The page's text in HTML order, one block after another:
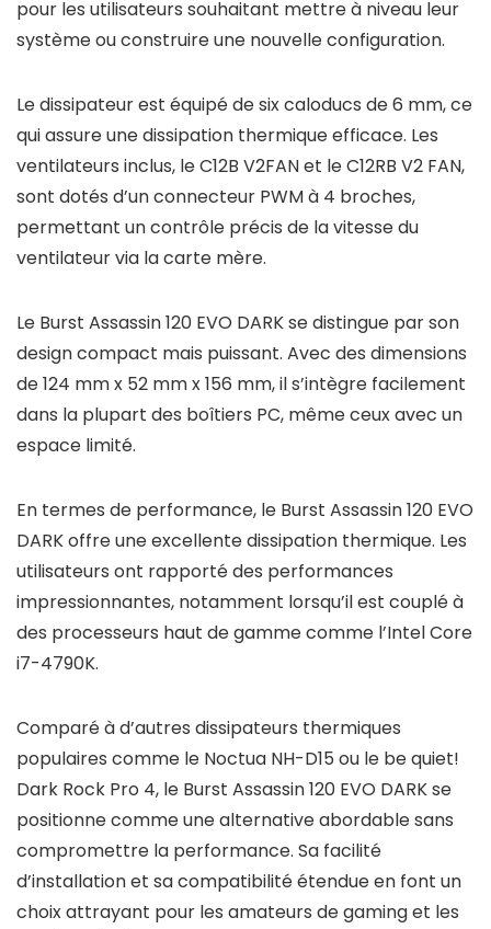
pour les utilisateurs souhaitant mettre à niveau leur
système ou construire une nouvelle configuration.
Le dissipateur est équipé de six caloducs de 6 mm, ce
qui assure une dissipation thermique efficace. Les
ventilateurs inclus, le C12B V2FAN et le C12RB V2 FAN,
sont dotés d’un connecteur PWM à 4 broches,
permettant un contrôle précis de la vitesse du
ventilateur via la carte mère.
Le Burst Assassin 120 EVO DARK se distingue par son
design compact mais puissant. Avec des dimensions
de 124 mm x 52 mm x 156 mm, il s’intègre facilement
dans la plupart des boîtiers PC, même ceux avec un
espace limité.
En termes de performance, le Burst Assassin 120 EVO
DARK offre une excellente dissipation thermique. Les
utilisateurs ont rapporté des performances
impressionnantes, notamment lorsqu’il est couplé à
des processeurs haut de gamme comme l’Intel Core
i7-4790K.
Comparé à d’autres dissipateurs thermiques
populaires comme le Noctua NH-D15 ou le be quiet!
Dark Rock Pro 4, le Burst Assassin 120 EVO DARK se
positionne comme une alternative abordable sans
compromettre la performance. Sa facilité
d’installation et sa compatibilité étendue en font un
choix attrayant pour les amateurs de gaming et les